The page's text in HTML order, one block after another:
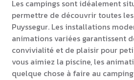
Les campings sont idéalement
permettre de découvrir toutes les
Puyssegur. Les installations
animations variées garantissent
convivialité et de plaisir pour
vous aimiez la piscine, les
quelque chose à faire au